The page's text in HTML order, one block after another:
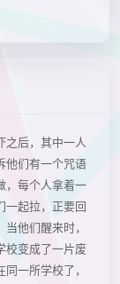
之后，其中一人
他们有一个咒语
，每个人拿着一
一起拉，正要回
他们醒来时，
校变成了一片废
一所学校了，